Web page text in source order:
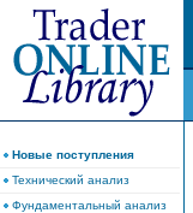
Новые поступления
Технический анализ
Фундаментальный анализ